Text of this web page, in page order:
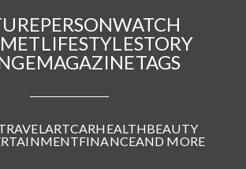
PERSONWATCH
LIFESTYLESTORY
MAGAZINETAGS
ARTCARHEALTHBEAUTY
FINANCEAND MORE